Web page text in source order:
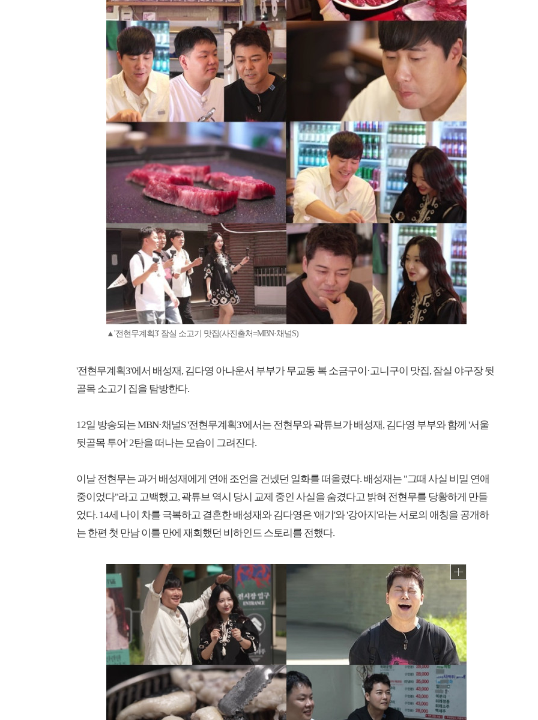
▲'전현무계획3' 잠실 소고기 맛집(사진출처=MBN·채널S)
'전현무계획3'에서 배성재, 김다영 아나운서 부부가 무교동 복 소금구이·고니구이 맛집, 잠실 야구장 뒷
골목 소고기 집을 탐방한다.
12일 방송되는 MBN·채널S '전현무계획3'에서는 전현무와 곽튜브가 배성재, 김다영 부부와 함께 '서울
뒷골목 투어' 2탄을 떠나는 모습이 그려진다.
이날 전현무는 과거 배성재에게 연애 조언을 건넸던 일화를 떠올렸다. 배성재는 "그때 사실 비밀 연애
중이었다"라고 고백했고, 곽튜브 역시 당시 교제 중인 사실을 숨겼다고 밝혀 전현무를 당황하게 만들
었다. 14세 나이 차를 극복하고 결혼한 배성재와 김다영은 '애기'와 '강아지'라는 서로의 애칭을 공개하
는 한편 첫 만남 이틀 만에 재회했던 비하인드 스토리를 전했다.